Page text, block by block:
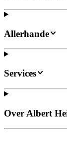
Allerhande
Services
Over Albert